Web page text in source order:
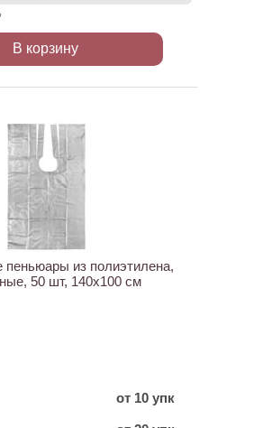
В корзину
из полиэтилена,
50 шт, 140х100 см
от 10 упк